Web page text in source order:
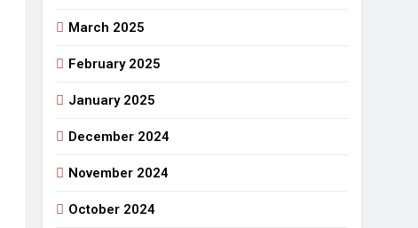
March 2025
February 2025
January 2025
December 2024
November 2024
October 2024